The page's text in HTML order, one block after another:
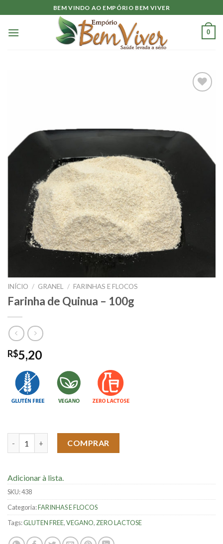
to
content
BEM VINDO AO EMPÓRIO BEM VIVER
0
INÍCIO / GRANEL / FARINHAS E FLOCOS
Farinha de Quinua – 100g
R$5,20
COMPRAR
Adicionar à lista.
SKU:438
Categoria:FARINHAS E FLOCOS
Tags:GLUTEN FREE,VEGANO, ZERO LACTOSE